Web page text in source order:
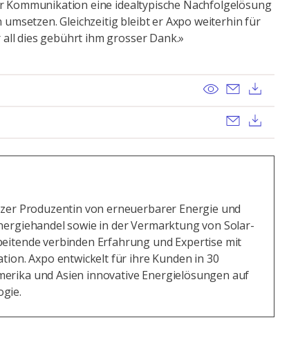
Kommunikation eine idealtypische Nachfolgelösung
Gleichzeitig bleibt er Axpo weiterhin für
dies gebührt ihm grosser Dank.»
View Send
Send
Produzentin von erneuerbarer Energie und
sowie in der Vermarktung von Solar-
verbinden Erfahrung und Expertise mit
Axpo entwickelt für ihre Kunden in 30
und Asien innovative Energielösungen auf